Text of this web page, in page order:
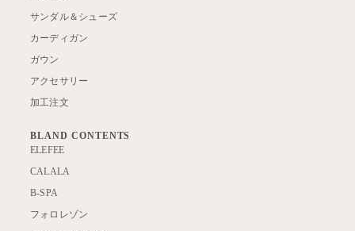
サンダル＆シューズ
カーディガン
ガウン
アクセサリー
加工注文
BLAND CONTENTS
ELEFEE
CALALA
B-SPA
フォロレゾン